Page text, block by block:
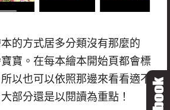
的方式居多分類沒有那麼的
寶。在每本繪本開始頁都會標
以也可以依照那邊來看看適不
部分還是以閱讀為重點！